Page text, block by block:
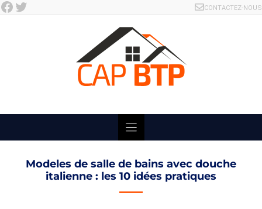
Skip
Facebook Twitter CONTACTEZ-NOUS
Modeles de salle de bains avec douche
italienne : les 10 idées pratiques